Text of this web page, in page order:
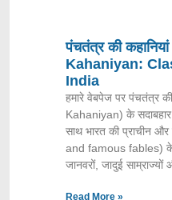
पंचतंत्र की
Kahaniyan:
India
हमारे वेबपेज पर पंचतंत्र
Kahaniyan) के
साथ भारत की प्राचीन
and famous fables) के
जानवरों, जादुई साम्राज्यों
Read More »